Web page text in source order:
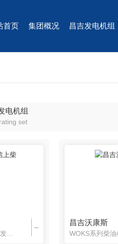
首页 集团概况 昌吉发电机组
电机组
set
昌吉沃康斯